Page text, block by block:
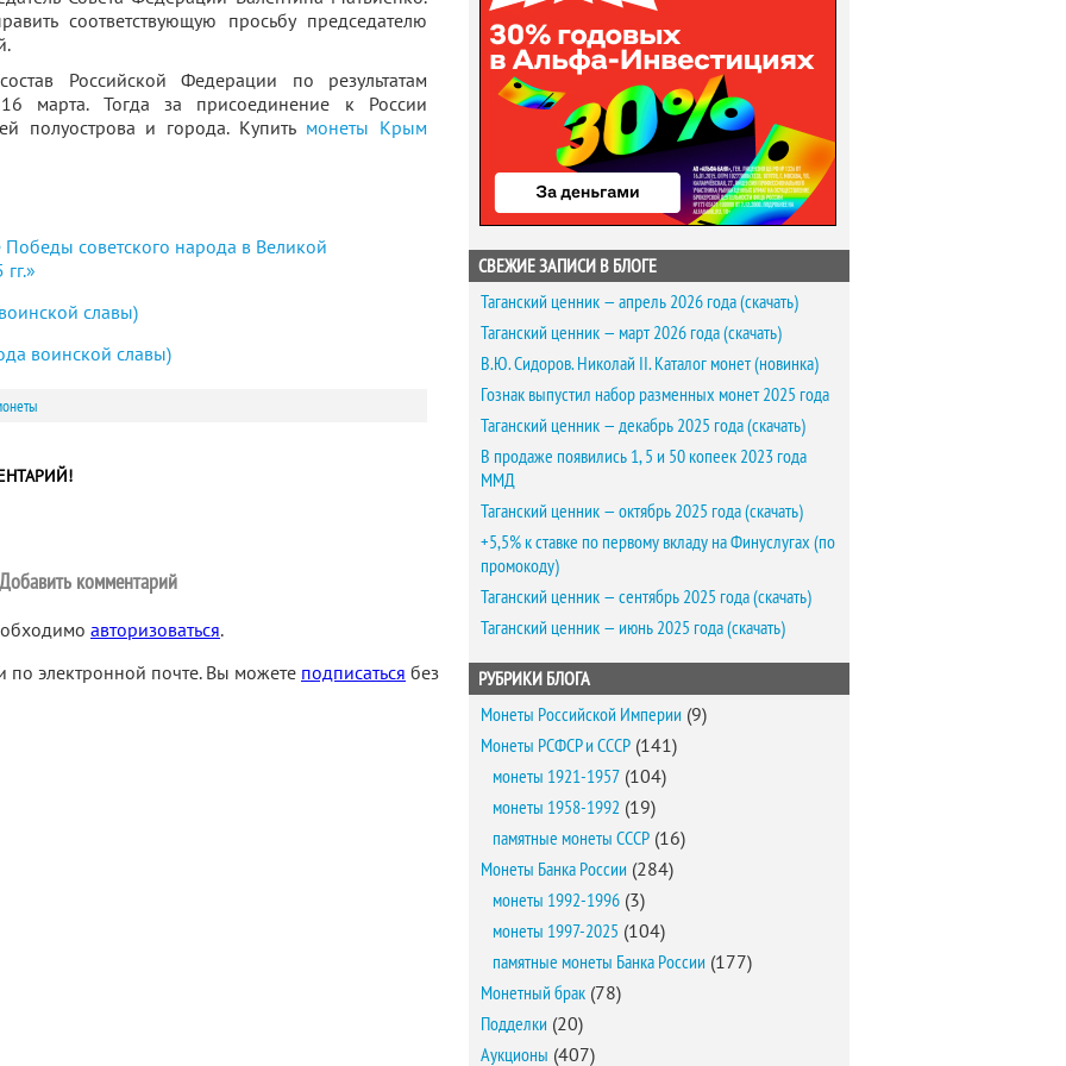
соответствующую просьбу председателю
Российской Федерации по результатам
марта. Тогда за присоединение к России
полуострова и города. Купить монеты Крым
советского народа в Великой
славы)
воинской славы)
Добавить комментарий
авторизоваться.
электронной почте. Вы можете подписаться без
СВЕЖИЕ ЗАПИСИ В БЛОГЕ
Таганский ценник — апрель 2026 года (скачать)
Таганский ценник — март 2026 года (скачать)
В.Ю. Сидоров. Николай II. Каталог монет (новинка)
Гознак выпустил набор разменных монет 2025 года
Таганский ценник — декабрь 2025 года (скачать)
В продаже появились 1, 5 и 50 копеек 2023 года
ММД
Таганский ценник — октябрь 2025 года (скачать)
+5,5% к ставке по первому вкладу на Финуслугах (по
промокоду)
Таганский ценник — сентябрь 2025 года (скачать)
Таганский ценник — июнь 2025 года (скачать)
РУБРИКИ БЛОГА
Монеты Российской Империи (9)
Монеты РСФСР и СССР (141)
монеты 1921-1957 (104)
монеты 1958-1992 (19)
памятные монеты СССР (16)
Монеты Банка России (284)
монеты 1992-1996 (3)
монеты 1997-2025 (104)
памятные монеты Банка России (177)
Монетный брак (78)
Подделки (20)
Аукционы (407)